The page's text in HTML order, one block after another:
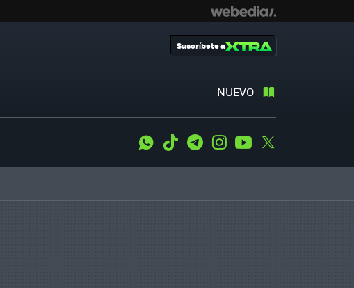
NUEVO
Suscríbete a
WhatsApp
Tiktok TelegramInstagramYoutube